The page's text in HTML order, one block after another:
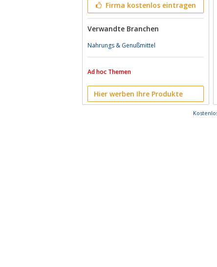
Firma kostenlos eintragen
Verwandte Branchen
Nahrungs & Genußmittel
Ad hoc Themen
Hier werben Ihre Produkte